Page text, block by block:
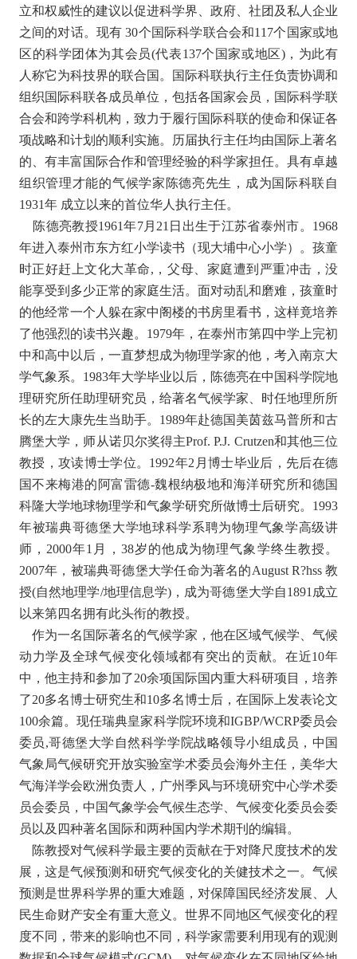
立和权威性的建议以促进科学界、政府、社团及私人企业
之间的对话。现有 30个国际科学联合会和117个国家或地
区的科学团体为其会员(代表137个国家或地区)，为此有
人称它为科技界的联合国。国际科联执行主任负责协调和
组织国际科联各成员单位，包括各国家会员，国际科学联
合会和跨学科机构，致力于履行国际科联的使命和保证各
项战略和计划的顺利实施。历届执行主任均由国际上著名
的、有丰富国际合作和管理经验的科学家担任。具有卓越
组织管理才能的气候学家陈德亮先生，成为国际科联自
1931年 成立以来的首位华人执行主任。
陈德亮教授1961年7月21日出生于江苏省泰州市。1968
年进入泰州市东方红小学读书（现大埔中心小学）。孩童
时正好赶上文化大革命,，父母、家庭遭到严重冲击，没
能享受到多少正常的家庭生活。面对动乱和磨难，孩童时
的他经常一个人躲在家中阁楼的书房里看书，这样竟培养
了他强烈的读书兴趣。1979年，在泰州市第四中学上完初
中和高中以后，一直梦想成为物理学家的他，考入南京大
学气象系。1983年大学毕业以后，陈德亮在中国科学院地
理研究所任助理研究员，给著名气候学家、时任地理所所
长的左大康先生当助手。1989年赴德国美茵兹马普所和古
腾堡大学，师从诺贝尔奖得主Prof. P.J. Crutzen和其他三位
教授，攻读博士学位。1992年2月博士毕业后，先后在德
国不来梅港的阿富雷德-魏根纳极地和海洋研究所和德国
科隆大学地球物理学和气象学研究所做博士后研究。1993
年被瑞典哥德堡大学地球科学系聘为物理气象学高级讲
师，2000年1月，38岁的他成为物理气象学终生教授。
2007年，被瑞典哥德堡大学任命为著名的August R?hss 教
授(自然地理学/地理信息学)，成为哥德堡大学自1891成立
以来第四名拥有此头衔的教授。
作为一名国际著名的气候学家，他在区域气候学、气候
动力学及全球气候变化领域都有突出的贡献。在近10年
中，他主持和参加了20余项国际国内重大科研项目，培养
了20多名博士研究生和10多名博士后，在国际上发表论文
100余篇。现任瑞典皇家科学院环境和IGBP/WCRP委员会
委员,哥德堡大学自然科学学院战略领导小组成员，中国
气象局气候研究开放实验室学术委员会海外主任，美华大
气海洋学会欧洲负责人，广州季风与环境研究中心学术委
员会委员，中国气象学会气候生态学、气候变化委员会委
员以及四种著名国际和两种国内学术期刊的编辑。
陈教授对气候科学最主要的贡献在于对降尺度技术的发
展，这是气候预测和研究气候变化的关健技术之一。气候
预测是世界科学界的重大难题，对保障国民经济发展、人
民生命财产安全有重大意义。世界不同地区气候变化的程
度不同，带来的影响也不同，科学家需要利用现有的观测